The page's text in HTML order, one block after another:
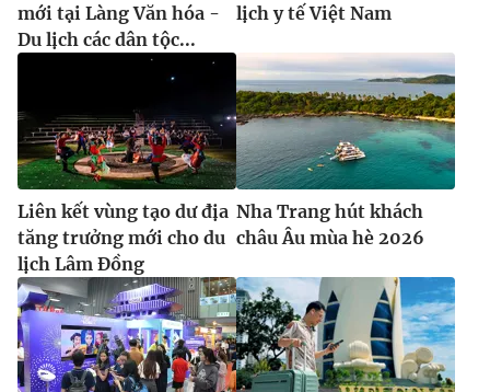
mới tại Làng Văn hóa -
Du lịch các dân tộc...
lịch y tế Việt Nam
Liên kết vùng tạo dư địa
tăng trưởng mới cho du
lịch Lâm Đồng
Nha Trang hút khách
châu Âu mùa hè 2026